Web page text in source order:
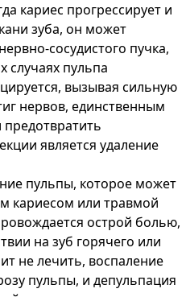
кариес прогрессирует и
зуба, он может
сосудистого пучка,
случаях пульпа
вызывая сильную
нервов, единственным
является удаление
пульпы, которое может
кариесом или травмой
острой болью,
на зуб горячего или
не лечить, воспаление
пульпы, и депульпация